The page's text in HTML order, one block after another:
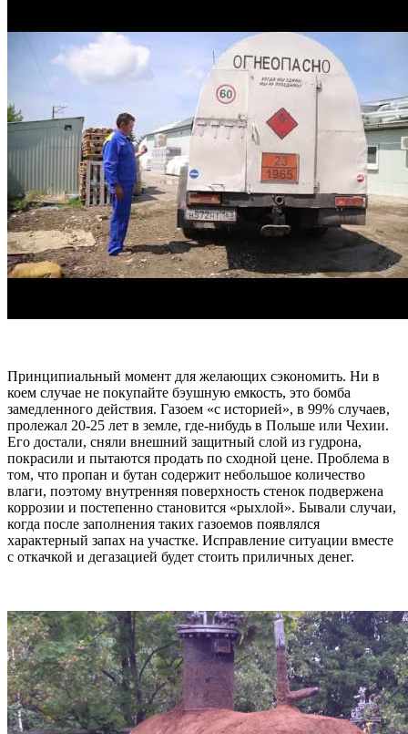
Принципиальный момент для желающих сэкономить. Ни в
коем случае не покупайте бэушную емкость, это бомба
замедленного действия. Газоем «с историей», в 99% случаев,
пролежал 20-25 лет в земле, где-нибудь в Польше или Чехии.
Его достали, сняли внешний защитный слой из гудрона,
покрасили и пытаются продать по сходной цене. Проблема в
том, что пропан и бутан содержит небольшое количество
влаги, поэтому внутренняя поверхность стенок подвержена
коррозии и постепенно становится «рыхлой». Бывали случаи,
когда после заполнения таких газоемов появлялся
характерный запах на участке. Исправление ситуации вместе
с откачкой и дегазацией будет стоить приличных денег.